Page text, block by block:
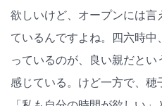
欲しいけど、オープンには言
ているんですよね。四六時
っているのが、良い親だと
感じている。けど一方で、穂